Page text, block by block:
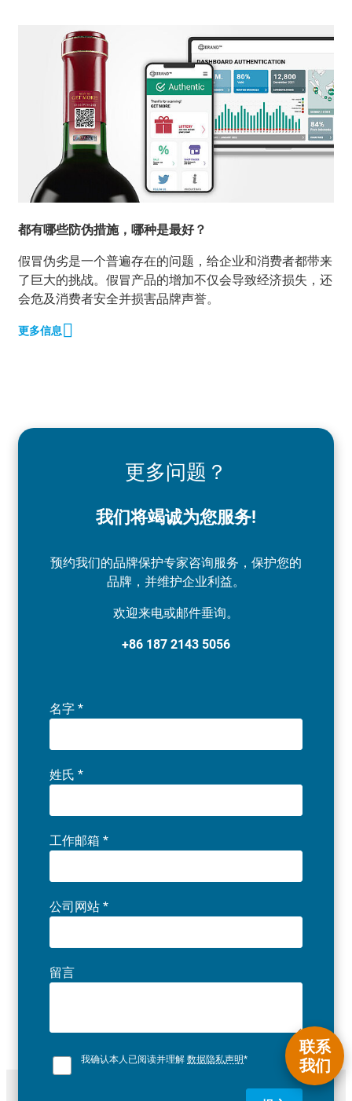
都有哪些防伪措施，哪种是最好？
假冒伪劣是一个普遍存在的问题，给企业和消费者都带来
了巨大的挑战。假冒产品的增加不仅会导致经济损失，还
会危及消费者安全并损害品牌声誉。
更多信息
更多问题？
我们将竭诚为您服务!
预约我们的品牌保护专家咨询服务，保护您的
品牌，并维护企业利益。
欢迎来电或邮件垂询。
+86 187 2143 5056
名字 *
姓氏 *
工作邮箱 *
公司网站 *
留言
我确认本人已阅读并理解 数据隐私声明*
联系
我们